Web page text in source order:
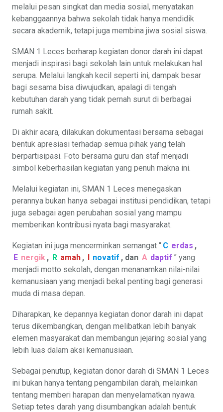
melalui pesan singkat dan media sosial, menyatakan
kebanggaannya bahwa sekolah tidak hanya mendidik
secara akademik, tetapi juga membina jiwa sosial siswa.
SMAN 1 Leces berharap kegiatan donor darah ini dapat
menjadi inspirasi bagi sekolah lain untuk melakukan hal
serupa. Melalui langkah kecil seperti ini, dampak besar
bagi sesama bisa diwujudkan, apalagi di tengah
kebutuhan darah yang tidak pernah surut di berbagai
rumah sakit.
Di akhir acara, dilakukan dokumentasi bersama sebagai
bentuk apresiasi terhadap semua pihak yang telah
berpartisipasi. Foto bersama guru dan staf menjadi
simbol keberhasilan kegiatan yang penuh makna ini.
Melalui kegiatan ini, SMAN 1 Leces menegaskan
perannya bukan hanya sebagai institusi pendidikan, tetapi
juga sebagai agen perubahan sosial yang mampu
memberikan kontribusi nyata bagi masyarakat.
Kegiatan ini juga mencerminkan semangat “ C erdas ,
E nergik , R amah , I novatif , dan A daptif ” yang
menjadi motto sekolah, dengan menanamkan nilai-nilai
kemanusiaan yang menjadi bekal penting bagi generasi
muda di masa depan.
Diharapkan, ke depannya kegiatan donor darah ini dapat
terus dikembangkan, dengan melibatkan lebih banyak
elemen masyarakat dan membangun jejaring sosial yang
lebih luas dalam aksi kemanusiaan.
Sebagai penutup, kegiatan donor darah di SMAN 1 Leces
ini bukan hanya tentang pengambilan darah, melainkan
tentang memberi harapan dan menyelamatkan nyawa.
Setiap tetes darah yang disumbangkan adalah bentuk